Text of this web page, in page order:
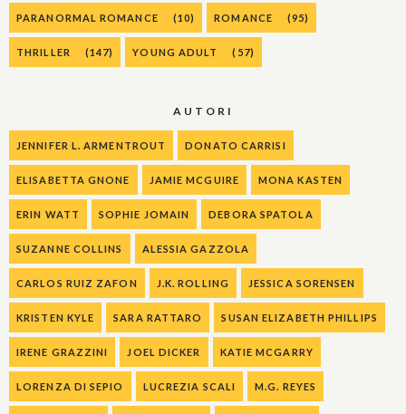
PARANORMAL ROMANCE (10) ROMANCE (95)
THRILLER (147) YOUNG ADULT (57)
AUTORI
JENNIFER L. ARMENTROUT DONATO CARRISI
ELISABETTA GNONE JAMIE MCGUIRE MONA KASTEN
ERIN WATT SOPHIE JOMAIN DEBORA SPATOLA
SUZANNE COLLINS ALESSIA GAZZOLA
CARLOS RUIZ ZAFON J.K. ROLLING JESSICA SORENSEN
KRISTEN KYLE SARA RATTARO SUSAN ELIZABETH PHILLIPS
IRENE GRAZZINI JOEL DICKER KATIE MCGARRY
LORENZA DI SEPIO LUCREZIA SCALI M.G. REYES